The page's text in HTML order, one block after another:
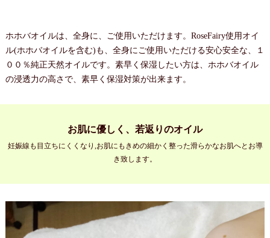
ホホバオイルは、全身に、ご使用いただけます。RoseFairy使用オイ
ル(ホホバオイルを含む)も、全身にご使用いただける安心安全な、１
００％純正天然オイルです。素早く保湿したい方は、ホホバオイル
の浸透力の高さで、素早く保湿対策が出来ます。
お肌に優しく、若返りのオイル
妊娠線も目立ちにくくなり,お肌にもきめの細かく整った滑らかなお肌へとお導
き致します。